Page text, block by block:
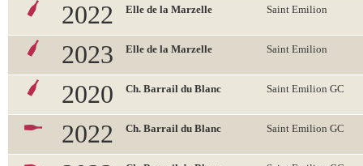
2022 Elle de la Marzelle Saint Emilion
2023 Elle de la Marzelle Saint Emilion
2020 Ch. Barrail du Blanc Saint Emilion GC
2022 Ch. Barrail du Blanc Saint Emilion GC